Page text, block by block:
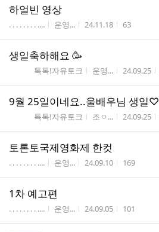
하얼빈 영상
게시판명
. . . . . . . . .... 작성자
운영... 작성시간
24.11.18 조회수
63
생일축하해요 🥳
게시판명
톡톡!자유토크 작성자
운영... 작성시간
24.09.25
9월 25일이네요..울배우님 생일♡
게시판명
톡톡!자유토크 작성자
조ㅇ... 작성시간
24.09.25
토론토국제영화제 한컷
게시판명
. . . . . . . . .... 작성자
운영... 작성시간
24.09.10 조회수
169
1차 예고편
게시판명
. . . . . . . . .... 작성자
운영... 작성시간
24.09.05 조회수
101